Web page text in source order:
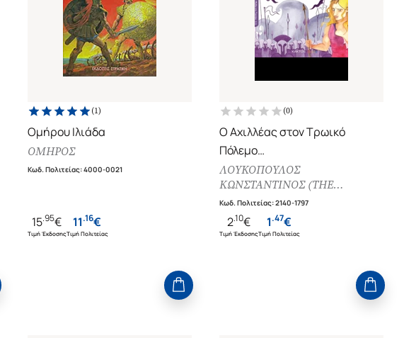
(1)
Ομήρου Ιλιάδα
ΟΜΗΡΟΣ
Κωδ. Πολιτείας:4000-0021
15.95€
Τιμή Έκδοσης
11.16€
Τιμή Πολιτείας
(0)
Ο Αχιλλέας στον Τρωικό
Πόλεμο
Μύθοι στο Τσεπάκι
ΛΟΥΚΟΠΟΥΛΟΣ
ΚΩΝΣΤΑΝΤΙΝΟΣ (THE
MYTHOLOGIST)
Κωδ. Πολιτείας:2140-1797
2.10€
Τιμή Έκδοσης
1.47€
Τιμή Πολιτείας